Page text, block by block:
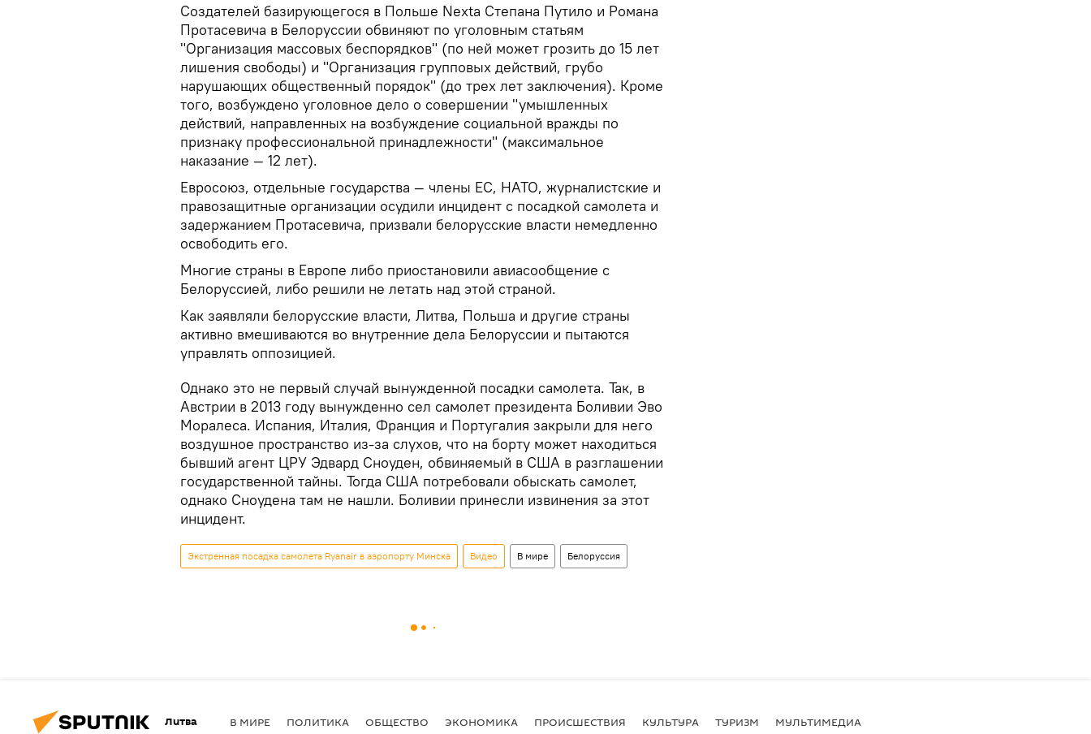
Создателей базирующегося в Польше Nexta Степана Путило и Романа
Протасевича в Белоруссии обвиняют по уголовным статьям
"Организация массовых беспорядков" (по ней может грозить до 15 лет
лишения свободы) и "Организация групповых действий, грубо
нарушающих общественный порядок" (до трех лет заключения). Кроме
того, возбуждено уголовное дело о совершении "умышленных
действий, направленных на возбуждение социальной вражды по
признаку профессиональной принадлежности" (максимальное
наказание — 12 лет).
Евросоюз, отдельные государства — члены ЕС, НАТО, журналистские и
правозащитные организации осудили инцидент с посадкой самолета и
задержанием Протасевича, призвали белорусские власти немедленно
освободить его.
Многие страны в Европе либо приостановили авиасообщение с
Белоруссией, либо решили не летать над этой страной.
Как заявляли белорусские власти, Литва, Польша и другие страны
активно вмешиваются во внутренние дела Белоруссии и пытаются
управлять оппозицией.
Однако это не первый случай вынужденной посадки самолета. Так, в
Австрии в 2013 году вынужденно сел самолет президента Боливии Эво
Моралеса. Испания, Италия, Франция и Португалия закрыли для него
воздушное пространство из-за слухов, что на борту может находиться
бывший агент ЦРУ Эдвард Сноуден, обвиняемый в США в разглашении
государственной тайны. Тогда США потребовали обыскать самолет,
однако Сноудена там не нашли. Боливии принесли извинения за этот
инцидент.
Экстренная посадка самолета Ryanair в аэропорту Минска Видео В мире Белоруссия
Литва В МИРЕ ПОЛИТИКА ОБЩЕСТВО ЭКОНОМИКА ПРОИСШЕСТВИЯ КУЛЬТУРА ТУРИЗМ МУЛЬТИМЕДИА